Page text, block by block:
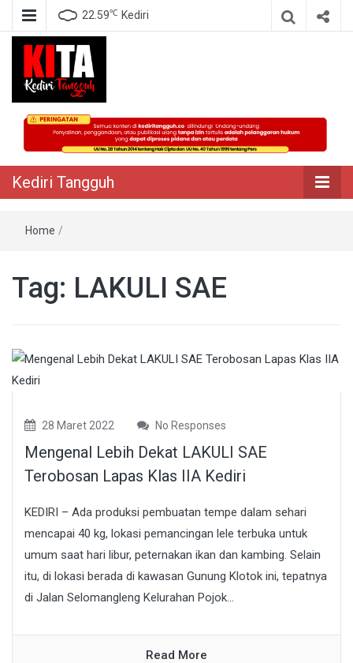
22.59℃ Kediri
Kediri Tangguh
Berita Akurat Terpercaya
Kediri Tangguh
Home /
Tag: LAKULI SAE
28 Maret 2022 No Responses
Mengenal Lebih Dekat LAKULI SAE
Terobosan Lapas Klas IIA Kediri
KEDIRI – Ada produksi pembuatan tempe dalam sehari
mencapai 40 kg, lokasi pemancingan lele terbuka untuk
umum saat hari libur, peternakan ikan dan kambing. Selain
itu, di lokasi berada di kawasan Gunung Klotok ini, tepatnya
di Jalan Selomangleng Kelurahan Pojok...
Read More